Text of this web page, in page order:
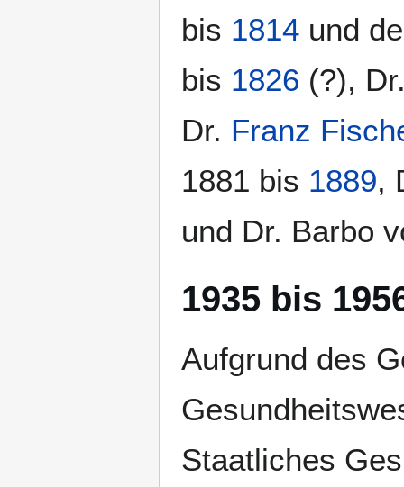
bis 1814 und
bis 1826 (?),
Dr. Franz
1881 bis 1889,
und Dr. Barbo
1935 bis
Aufgrund des
Staatliches